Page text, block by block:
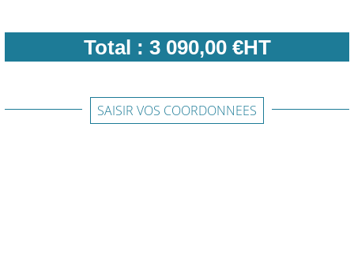
Total : 3 090,00 €HT
SAISIR VOS COORDONNEES